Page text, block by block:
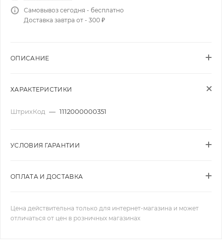
Самовывоз сегодня - бесплатно
Доставка завтра от - 300 ₽
ОПИСАНИЕ
ХАРАКТЕРИСТИКИ
ШтрихКод — 1112000000351
УСЛОВИЯ ГАРАНТИИ
ОПЛАТА И ДОСТАВКА
Цена действительна только для интернет-магазина и может
отличаться от цен в розничных магазинах